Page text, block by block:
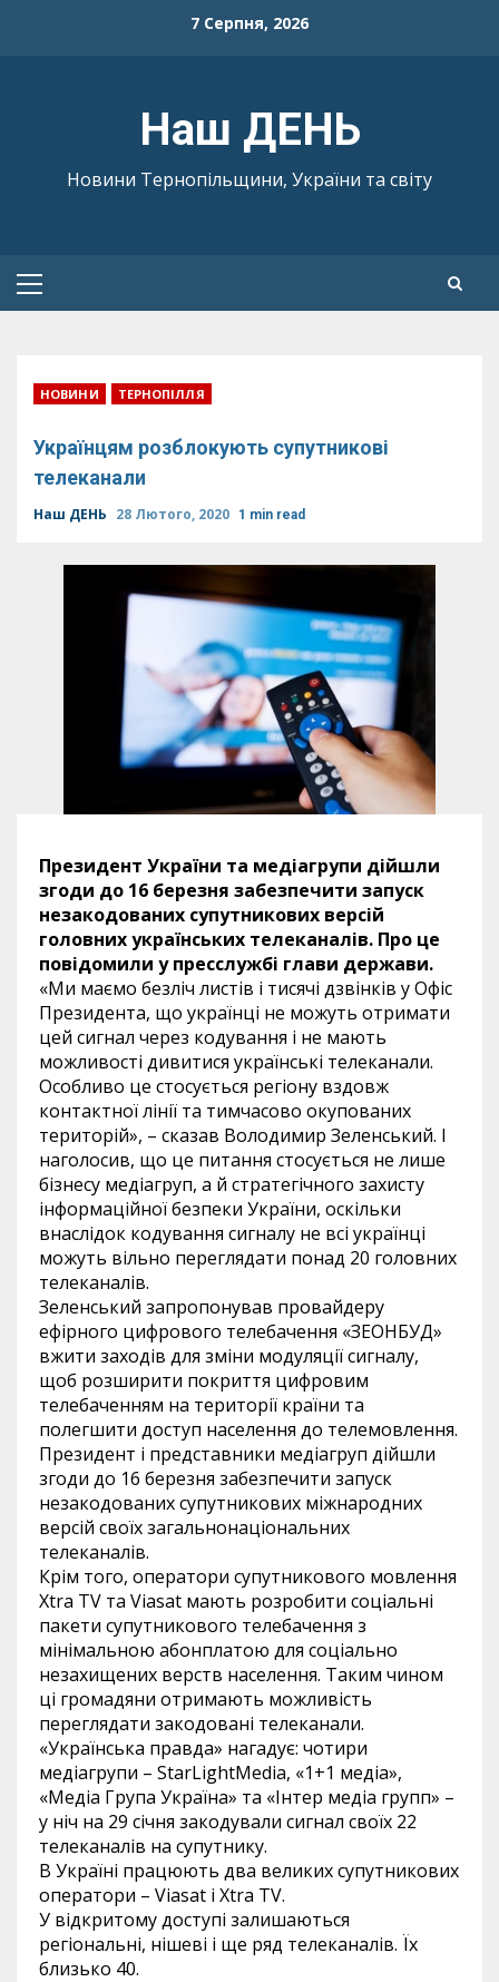
7 Серпня, 2026
Наш ДЕНЬ
Новини Тернопільщини, України та світу
Primary
НОВИНИ ТЕРНОПІЛЛЯ
Українцям розблокують супутникові
телеканали
Наш ДЕНЬ 28 Лютого, 2020 1 min read
Президент України та медіагрупи дійшли
згоди до 16 березня забезпечити запуск
незакодованих супутникових версій
головних українських телеканалів. Про це
повідомили у пресслужбі глави держави.
«Ми маємо безліч листів і тисячі дзвінків у Офіс
Президента, що українці не можуть отримати
цей сигнал через кодування і не мають
можливості дивитися українські телеканали.
Особливо це стосується регіону вздовж
контактної лінії та тимчасово окупованих
територій», – сказав Володимир Зеленський. І
наголосив, що це питання стосується не лише
бізнесу медіагруп, а й стратегічного захисту
інформаційної безпеки України, оскільки
внаслідок кодування сигналу не всі українці
можуть вільно переглядати понад 20 головних
телеканалів.
Зеленський запропонував провайдеру
ефірного цифрового телебачення «ЗЕОНБУД»
вжити заходів для зміни модуляції сигналу,
щоб розширити покриття цифровим
телебаченням на території країни та
полегшити доступ населення до телемовлення.
Президент і представники медіагруп дійшли
згоди до 16 березня забезпечити запуск
незакодованих супутникових міжнародних
версій своїх загальнонаціональних
телеканалів.
Крім того, оператори супутникового мовлення
Xtra TV та Viasat мають розробити соціальні
пакети супутникового телебачення з
мінімальною абонплатою для соціально
незахищених верств населення. Таким чином
ці громадяни отримають можливість
переглядати закодовані телеканали.
«Українська правда» нагадує: чотири
медіагрупи – StarLightMedia, «1+1 медіа»,
«Медіа Група Україна» та «Інтер медіа групп» –
у ніч на 29 січня закодували сигнал своїх 22
телеканалів на супутнику.
В Україні працюють два великих супутникових
оператори – Viasat і Xtra TV.
У відкритому доступі залишаються
регіональні, нішеві і ще ряд телеканалів. Їх
близько 40.